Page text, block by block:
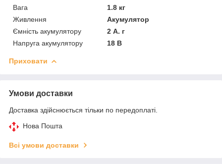
Вага
1.8 кг
Живлення
Акумулятор
Ємність акумулятору
2 А. г
Напруга акумулятору
18 В
Приховати
Умови доставки
Доставка здійснюється тільки по передоплаті.
Нова Пошта
Всі умови доставки